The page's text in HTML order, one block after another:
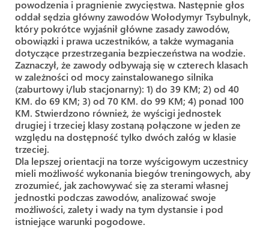
powodzenia i pragnienie zwycięstwa. Następnie głos
oddał sędzia główny zawodów Wołodymyr Tsybulnyk,
który pokrótce wyjaśnił główne zasady zawodów,
obowiązki i prawa uczestników, a także wymagania
dotyczące przestrzegania bezpieczeństwa na wodzie.
Zaznaczył, że zawody odbywają się w czterech klasach
w zależności od mocy zainstalowanego silnika
(zaburtowy i/lub stacjonarny): 1) do 39 KM; 2) od 40
KM. do 69 KM; 3) od 70 KM. do 99 KM; 4) ponad 100
KM. Stwierdzono również, że wyścigi jednostek
drugiej i trzeciej klasy zostaną połączone w jeden ze
względu na dostępność tylko dwóch załóg w klasie
trzeciej.
Dla lepszej orientacji na torze wyścigowym uczestnicy
mieli możliwość wykonania biegów treningowych, aby
zrozumieć, jak zachowywać się za sterami własnej
jednostki podczas zawodów, analizować swoje
możliwości, zalety i wady na tym dystansie i pod
istniejące warunki pogodowe.